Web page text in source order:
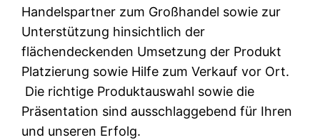
Handelspartner zum Großhandel sowie zur
Unterstützung hinsichtlich der
flächendeckenden Umsetzung der Produkt
Platzierung sowie Hilfe zum Verkauf vor Ort.
Die richtige Produktauswahl sowie die
Präsentation sind ausschlaggebend für Ihren
und unseren Erfolg.